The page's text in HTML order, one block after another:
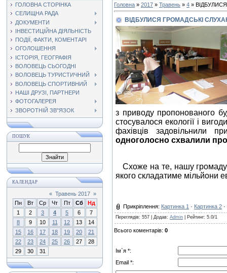
ГОЛОВНА СТОРІНКА
СЕЛИЩНА РАДА
ДОКУМЕНТИ
ІНВЕСТИЦІЙНА ДІЯЛЬНІСТЬ
ПОДІЇ, ФАКТИ, КОМЕНТАРІ
ОГОЛОШЕННЯ
ІСТОРІЯ, ГЕОГРАФІЯ
ВОЛОВЕЦЬ СЬОГОДНІ
ВОЛОВЕЦЬ ТУРИСТИЧНИЙ
ВОЛОВЕЦЬ СПОРТИВНИЙ
НАШІ ДРУЗІ, ПАРТНЕРИ
ФОТОГАЛЕРЕЯ
ЗВОРОТНІЙ ЗВ"ЯЗОК
ПОШУК
КАЛЕНДАР
« Травень 2017 »
Пн
Вт Ср Чт Пт Сб
Нд
1
2 3 4 5 6
7
8
9 10 11 12 13
14
15
16 17 18 19 20
21
22
23 24 25 26 27
28
29
30 31
Головна » 2017 » Травень » 4 »
ВІДБУЛИСЯ ГРОМАДСЬКІ
з приводу пропонованого
стосувалося екології і
фахівців задовільнили
одноголосно схвалили
Схоже на те, нашу громаду
якого складатиме мільйони
Прикріплення: Картинка 1 · Картинка 2 ·
Переглядів: 557 | Додав: Admin Рейтинг: 5.0/1
Всього коментарів: 0
Ім`я *:
Email *: